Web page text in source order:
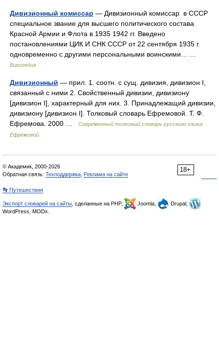
Дивизионный комиссар — Дивизионный комиссар в СССР
специальное звание для высшего политического состава
Красной Армии и Флота в 1935 1942 гг. Введено
постановлениями ЦИК И СНК СССР от 22 сентября 1935 г.
одновременно с другими персональными воинскими… …
Википедия
Дивизионный — прил. 1. соотн. с сущ. дивизия, дивизион I,
связанный с ними 2. Свойственный дивизии, дивизиону
[дивизион I], характерный для них. 3. Принадлежащий дивизии,
дивизиону [дивизион I]. Толковый словарь Ефремовой. Т. Ф.
Ефремова. 2000 …
Современный толковый словарь русского языка
Ефремовой
18+
© Академик, 2000-2026
Обратная связь: Техподдержка Реклама на сайте
👣 Путешествия
Экспорт словарей на сайты , сделанные на PHP, Joomla,
Drupal,
WordPress, MODx.